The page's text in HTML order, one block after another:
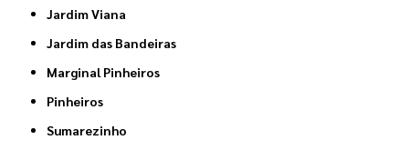
Jardim Viana
Jardim das Bandeiras
Marginal Pinheiros
Pinheiros
Sumarezinho